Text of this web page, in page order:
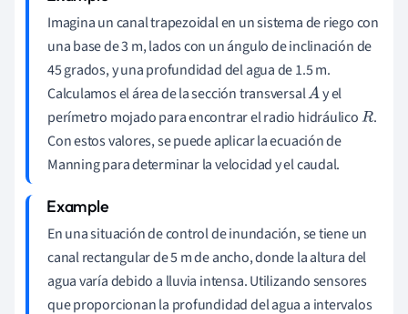
Imagina un canal trapezoidal en un sistema de riego con
una base de 3 m, lados con un ángulo de inclinación de
45 grados, y una profundidad del agua de 1.5 m.
Calculamos el área de la sección transversalA y el
perímetro mojado para encontrar el radio hidráulicoR .
Con estos valores, se puede aplicar la ecuación de
Manning para determinar la velocidad y el caudal.
En una situación de control de inundación, se tiene un
canal rectangular de 5 m de ancho, donde la altura del
agua varía debido a lluvia intensa. Utilizando sensores
que proporcionan la profundidad del agua a intervalos